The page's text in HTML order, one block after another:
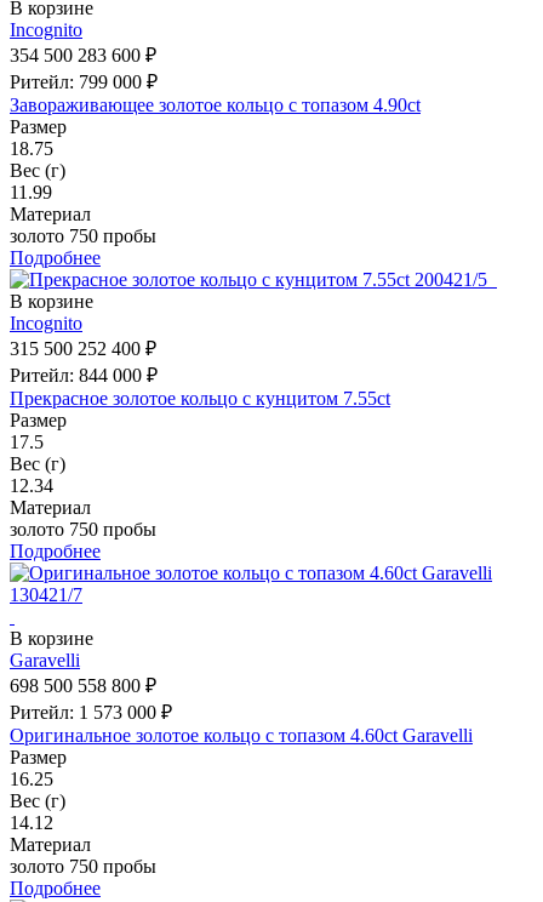
В корзине
Incognito
354 500 283 600 ₽
Ритейл: 799 000 ₽
Завораживающее золотое кольцо с топазом 4.90ct
Размер
18.75
Вес (г)
11.99
Материал
золото 750 пробы
Подробнее
В корзине
Incognito
315 500 252 400 ₽
Ритейл: 844 000 ₽
Прекрасное золотое кольцо с кунцитом 7.55ct
Размер
17.5
Вес (г)
12.34
Материал
золото 750 пробы
Подробнее
В корзине
Garavelli
698 500 558 800 ₽
Ритейл: 1 573 000 ₽
Оригинальное золотое кольцо с топазом 4.60ct Garavelli
Размер
16.25
Вес (г)
14.12
Материал
золото 750 пробы
Подробнее